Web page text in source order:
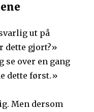
ut på
dette gjort?»
se over en gang
dette først.»
Men dersom